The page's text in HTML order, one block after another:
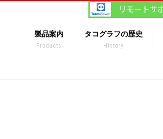
製品案内
Products
タコグラフの歴史
History